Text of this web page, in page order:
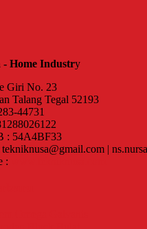
- Home Industry
Giri No. 23
Talang Tegal 52193
44731
: 54A4BF33
|
: